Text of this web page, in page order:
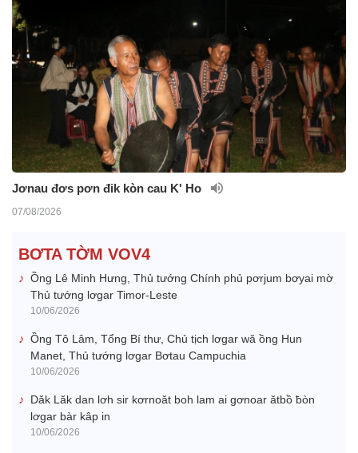
Jơnau đơs pơn đik kòn cau K' Ho
07/08/2026
BƠTA TỜM VOV4
Ồng Lê Minh Hưng, Thủ tướng Chính phủ pơrjum bơyai mờ
Thủ tướng lơgar Timor-Leste
10/06/2026
Ồng Tô Lâm, Tổng Bí thư, Chủ tịch lơgar wă ồng Hun
Manet, Thủ tướng lơgar Bơtau Campuchia
10/06/2026
Dăk Lăk dan lơh sir kơrnoăt boh lam ai gơnoar ătbồ ƀòn
lơgar bàr kâp in
10/06/2026